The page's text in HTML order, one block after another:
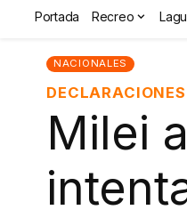
Portada Recreo
NACIONALES
DECLARACIONES
Milei